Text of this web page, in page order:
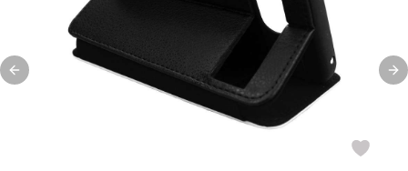
Previous slide